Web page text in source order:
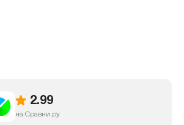
2.99
на Сравни.ру